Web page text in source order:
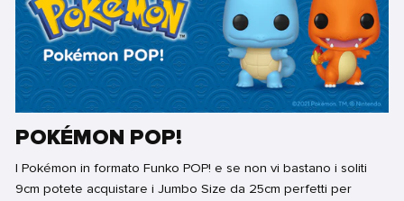
POKÉMON POP!
I Pokémon in formato Funko POP! e se non vi bastano i soliti
9cm potete acquistare i Jumbo Size da 25cm perfetti per